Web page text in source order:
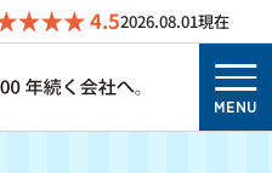
4.52026.08.01現在
MENU